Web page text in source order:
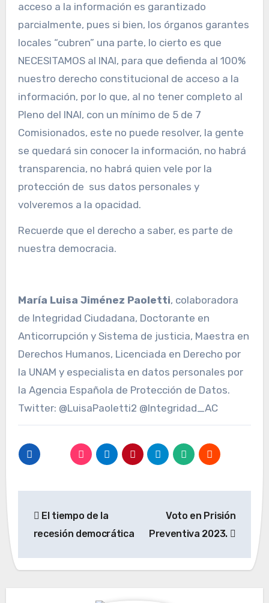
acceso a la información es garantizado
parcialmente, pues si bien, los órganos garantes
locales “cubren” una parte, lo cierto es que
NECESITAMOS al INAI, para que defienda al 100%
nuestro derecho constitucional de acceso a la
información, por lo que, al no tener completo al
Pleno del INAI, con un mínimo de 5 de 7
Comisionados, este no puede resolver, la gente
se quedará sin conocer la información, no habrá
transparencia, no habrá quien vele por la
protección de sus datos personales y
volveremos a la opacidad.
Recuerde que el derecho a saber, es parte de
nuestra democracia.
María Luisa Jiménez Paoletti, colaboradora
de Integridad Ciudadana, Doctorante en
Anticorrupción y Sistema de justicia, Maestra en
Derechos Humanos, Licenciada en Derecho por
la UNAM y especialista en datos personales por
la Agencia Española de Protección de Datos.
Twitter: @LuisaPaoletti2 @Integridad_AC
de
El tiempo de la
recesión democrática
Voto en Prisión
Preventiva 2023.